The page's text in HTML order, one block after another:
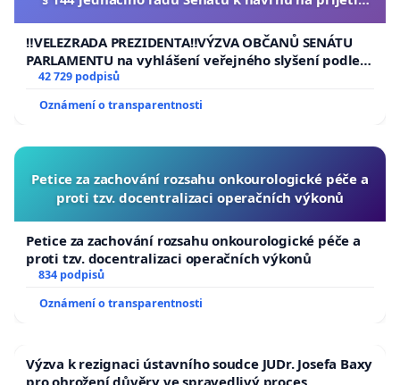
republiky
‼️VELEZRADA PREZIDENTA‼️VÝZVA OBČANŮ SENÁTU
PARLAMENTU na vyhlášení veřejného slyšení podle §
144 jednacího řádu Senátu k návrhu na přijetí
usnesení k podání ústavní žaloby na prezidenta
republiky
42 729 podpisů
Oznámení o transparentnosti
Petice za zachování rozsahu onkourologické péče a
proti tzv. docentralizaci operačních výkonů
Petice za zachování rozsahu onkourologické péče a
proti tzv. docentralizaci operačních výkonů
834 podpisů
Oznámení o transparentnosti
Výzva k rezignaci ústavního soudce JUDr. Josefa Baxy